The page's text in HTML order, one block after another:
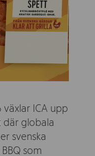
växlar ICA upp
globala
svenska
som